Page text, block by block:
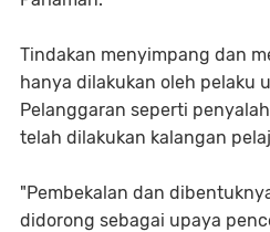
Tindakan menyimpang dan
hanya dilakukan oleh pelaku
Pelanggaran seperti
telah dilakukan kalangan
"Pembekalan dan
didorong sebagai upaya